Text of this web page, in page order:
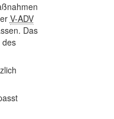
V-ADV
Das
des